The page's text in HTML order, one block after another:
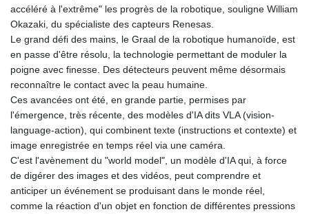
accéléré à l'extrême" les progrès de la robotique, souligne William
Okazaki, du spécialiste des capteurs Renesas.
Le grand défi des mains, le Graal de la robotique humanoïde, est
en passe d'être résolu, la technologie permettant de moduler la
poigne avec finesse. Des détecteurs peuvent même désormais
reconnaître le contact avec la peau humaine.
Ces avancées ont été, en grande partie, permises par
l'émergence, très récente, des modèles d'IA dits VLA (vision-
language-action), qui combinent texte (instructions et contexte) et
image enregistrée en temps réel via une caméra.
C'est l'avènement du "world model", un modèle d'IA qui, à force
de digérer des images et des vidéos, peut comprendre et
anticiper un événement se produisant dans le monde réel,
comme la réaction d'un objet en fonction de différentes pressions